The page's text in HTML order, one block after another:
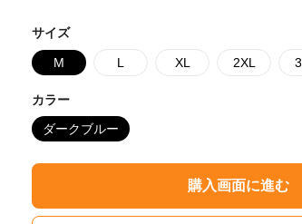
サイズ
M L XL 2XL
カラー
ダークブルー
購入画面に進む